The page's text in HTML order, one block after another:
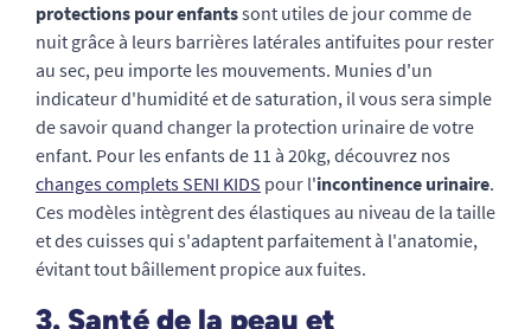
protections pour enfantssont utiles de jour comme de
nuit grâce à leurs barrières latérales antifuites pour rester
au sec, peu importe les mouvements. Munies d'un
indicateur d'humidité et de saturation, il vous sera simple
de savoir quand changer la protection urinaire de votre
enfant. Pour les enfants de 11 à 20kg, découvrez nos
changes complets SENI KIDS pour l'incontinence urinaire.
Ces modèles intègrent des élastiques au niveau de la taille
et des cuisses qui s'adaptent parfaitement à l'anatomie,
évitant tout bâillement propice aux fuites.
3. Santé de la peau et